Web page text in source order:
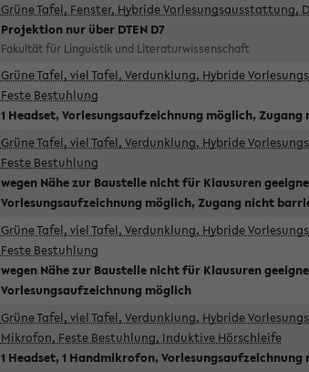
Grüne Tafel, Fenster, Hybride Vorlesungsausstattung,
Projektion nur über DTEN D7
Fakultät für Linguistik und Literaturwissenschaft
Grüne Tafel, viel Tafel, Verdunklung, Hybride
Feste Bestuhlung
1 Headset, Vorlesungsaufzeichnung möglich,
Grüne Tafel, viel Tafel, Verdunklung, Hybride
Feste Bestuhlung
wegen Nähe zur Baustelle nicht für Klausuren
Vorlesungsaufzeichnung möglich, Zugang nicht
Grüne Tafel, viel Tafel, Verdunklung, Hybride
Feste Bestuhlung
wegen Nähe zur Baustelle nicht für Klausuren
Vorlesungsaufzeichnung möglich
Grüne Tafel, viel Tafel, Verdunklung, Hybride
Mikrofon, Feste Bestuhlung, Induktive Hörschleife
1 Headset, 1 Handmikrofon, Vorlesungsaufzeichnung